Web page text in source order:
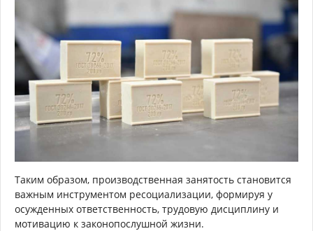
Таким образом, производственная занятость становится
важным инструментом ресоциализации, формируя у
осужденных ответственность, трудовую дисциплину и
мотивацию к законопослушной жизни.